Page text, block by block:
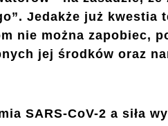
Jedakże już
nie można zapobiec,
jej środków oraz
SARS-CoV-2 a siła